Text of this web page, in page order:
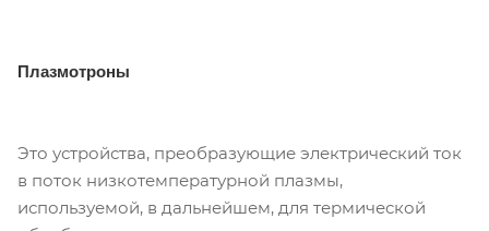
Плазмотроны
Это устройства, преобразующие электрический ток
в поток низкотемпературной плазмы,
используемой, в дальнейшем, для термической